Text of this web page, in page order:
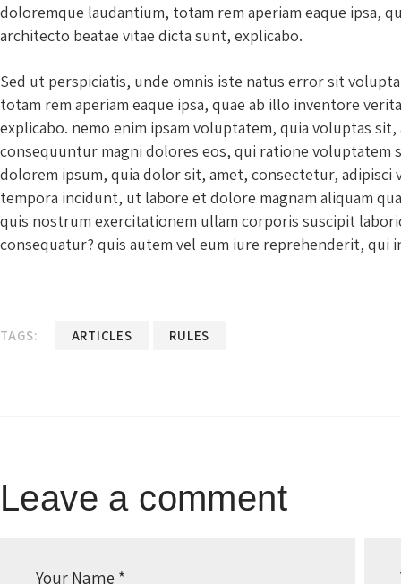
doloremque laudantium, totam rem aperiam eaque ipsa,
architecto beatae vitae dicta sunt, explicabo.
Sed ut perspiciatis, unde omnis iste natus error sit
totam rem aperiam eaque ipsa, quae ab illo inventore
explicabo. nemo enim ipsam voluptatem, quia voluptas
consequuntur magni dolores eos, qui ratione voluptatem
dolorem ipsum, quia dolor sit, amet, consectetur, adipisci
tempora incidunt, ut labore et dolore magnam aliquam
quis nostrum exercitationem ullam corporis suscipit
consequatur? quis autem vel eum iure reprehenderit, qui
TAGS: ARTICLES RULES
Leave a comment